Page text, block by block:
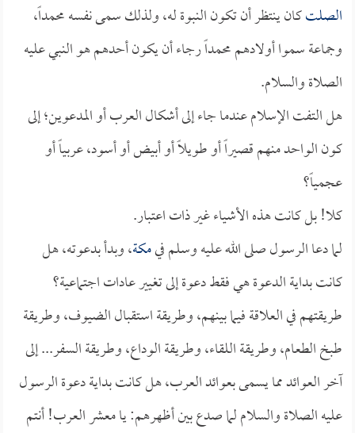
الصلتكان ينتظر أن تكون النبوة له، ولذلك سمى نفسه محمداً،
وجماعة سموا أولادهم محمداً رجاء أن يكون أحدهم هو النبي عليه
الصلاة والسلام.
هل التفت الإسلام عندما جاء إلى أشكال العرب أو المدعوين؛ إلى
كون الواحد منهم قصيراً أو طويلاً أو أبيض أو أسود، عربياً أو
عجمياً؟
كلا! بل كانت هذه الأشياء غير ذات اعتبار.
لما دعا الرسول صلى الله عليه وسلم فيمكة، وبدأ بدعوته، هل
كانت بداية الدعوة هي فقط دعوة إلى تغيير عادات اجتماعية؟
طريقتهم في العلاقة فيما بينهم، وطريقة استقبال الضيوف، وطريقة
طبخ الطعام، وطريقة اللقاء، وطريقة الوداع، وطريقة السفر... إلى
آخر العوائد مما يسمى بعوائد العرب، هل كانت بداية دعوة الرسول
عليه الصلاة والسلام لما صدع بين أظهرهم: يا معشر العرب! أنتم